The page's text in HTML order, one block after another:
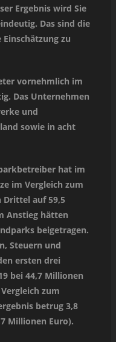
Ergebnis wird Sie
Das sind die
zu
vornehmlich im
Das Unternehmen
und
sowie in acht
hat im
im Vergleich zum
Drittel auf 59,5
Anstieg hätten
beigetragen.
Steuern und
ersten drei
bei 44,7 Millionen
zum
betrug 3,8
Millionen Euro).